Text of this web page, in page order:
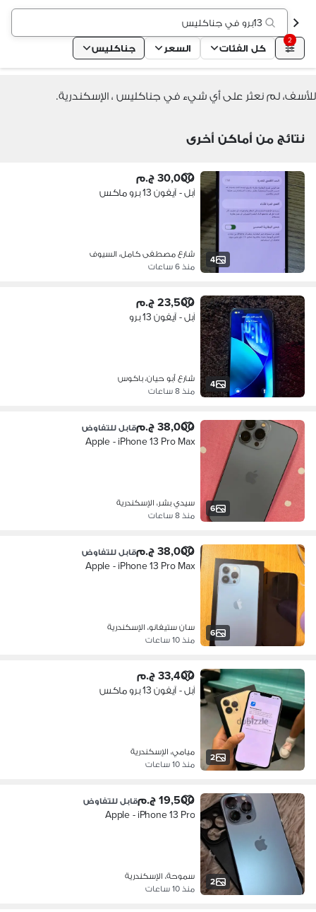
13برو في جناكليس
2
كل الفئات السعر جناكليس
للأسف، لم نعثر على أي شيء في جناكليس ، الإسكندرية.
نتائج من أماكن أخرى
4
30,000 ج.م
آبل - آيفون 13 برو ماكس
شارع مصطفى كامل، السيوف
منذ 6 ساعات
4
23,500 ج.م
آبل - آيفون 13 برو
شارع أبو حيان، باكوس
منذ 8 ساعات
6
38,000 ج.م قابل للتفاوض
Apple - iPhone 13 Pro Max
سيدي بشر، الإسكندرية
منذ 8 ساعات
6
38,000 ج.م قابل للتفاوض
Apple - iPhone 13 Pro Max
سان ستيفانو، الإسكندرية
منذ 10 ساعات
2
33,400 ج.م
آبل - آيفون 13 برو ماكس
ميامي، الإسكندرية
منذ 10 ساعات
2
19,500 ج.م قابل للتفاوض
Apple - iPhone 13 Pro
سموحة، الإسكندرية
منذ 10 ساعات